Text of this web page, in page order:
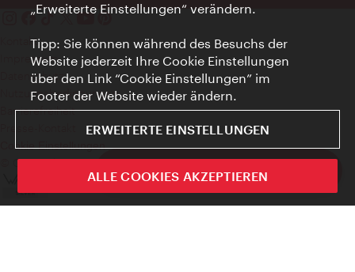
ivie - Die offizielle City Guide App
Kontakt
Impressum
Datenschutz
Nutzungsbedingungen
Barrierefreiheit
Cookie Einstellungen
© Copyright WienTourismus
„Erweiterte Einstellungen“ verändern.
Tipp: Sie können während des Besuchs der
Website jederzeit Ihre Cookie Einstellungen
über den Link “Cookie Einstellungen” im
Footer der Website wieder ändern.
ERWEITERTE EINSTELLUNGEN
ALLE COOKIES AKZEPTIEREN